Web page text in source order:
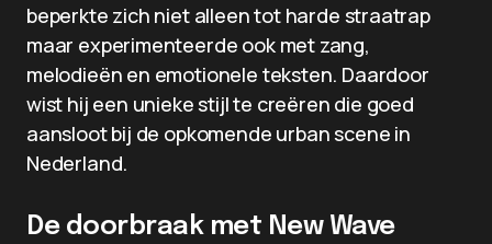
beperkte zich niet alleen tot harde straatrap
maar experimenteerde ook met zang,
melodieën en emotionele teksten. Daardoor
wist hij een unieke stijl te creëren die goed
aansloot bij de opkomende urban scene in
Nederland.
De doorbraak met New Wave